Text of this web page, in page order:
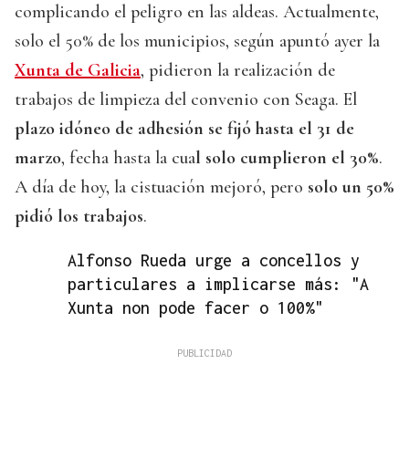
complicando el peligro en las aldeas. Actualmente,
solo el 50% de los municipios, según apuntó ayer la
Xunta de Galicia, pidieron la realización de
trabajos de limpieza del convenio con Seaga. El
plazo idóneo de adhesión se fijó hasta el 31 de
marzo, fecha hasta la cual solo cumplieron el 30%.
A día de hoy, la cistuación mejoró, pero solo un 50%
pidió los trabajos.
Alfonso Rueda urge a concellos y
particulares a implicarse más: "A
Xunta non pode facer o 100%"